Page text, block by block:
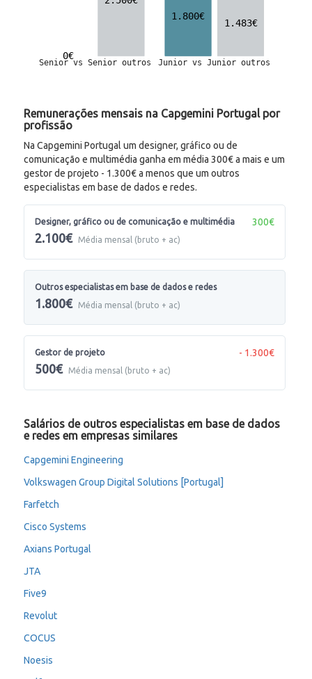
Remunerações mensais na Capgemini Portugal por
profissão
Na Capgemini Portugal um designer, gráfico ou de
comunicação e multimédia ganha em média 300€ a mais e um
gestor de projeto - 1.300€ a menos que um outros
especialistas em base de dados e redes.
Designer, gráfico ou de comunicação e multimédia
2.100€ Média mensal (bruto + ac)
300€
Outros especialistas em base de dados e redes
1.800€ Média mensal (bruto + ac)
Gestor de projeto
500€ Média mensal (bruto + ac)
- 1.300€
Salários de outros especialistas em base de dados
e redes em empresas similares
Capgemini Engineering
Volkswagen Group Digital Solutions [Portugal]
Farfetch
Cisco Systems
Axians Portugal
JTA
Five9
Revolut
COCUS
Noesis